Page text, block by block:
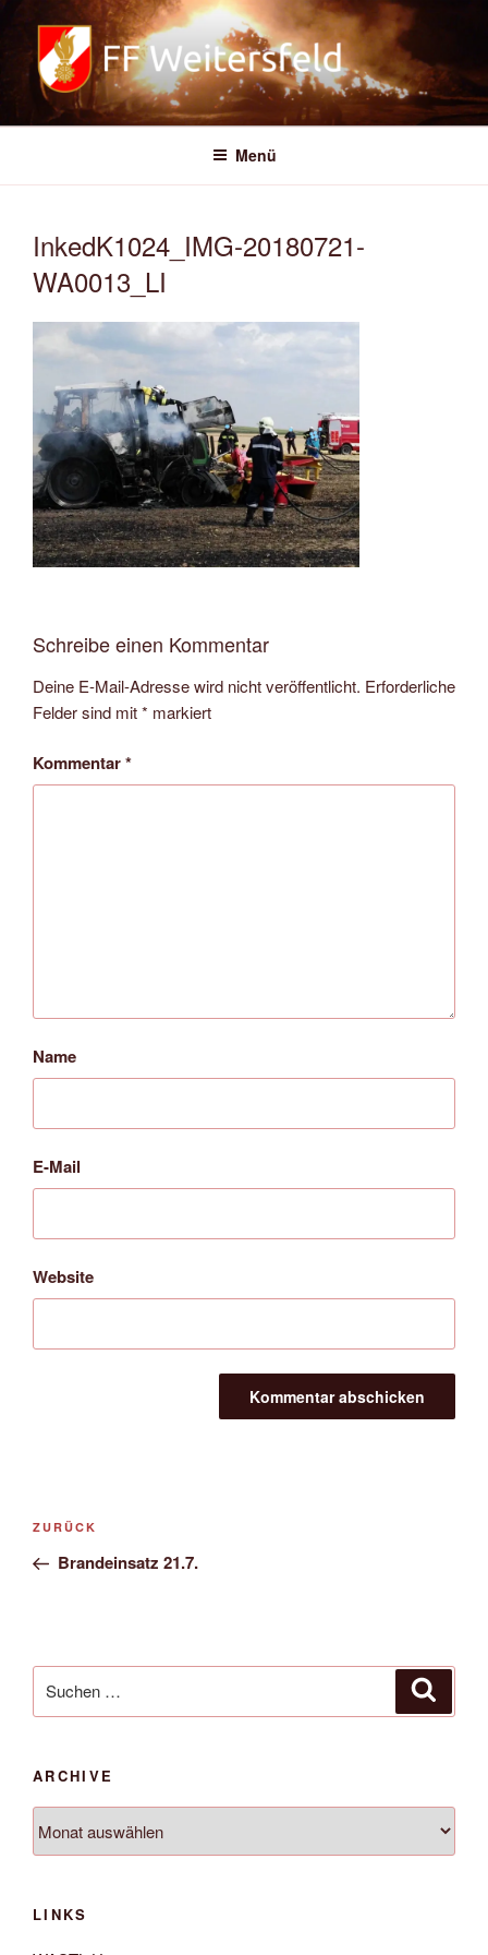
springen
FREIWILLIGE FEUERWEHR
WEITERSFELDMenü
InkedK1024_IMG-20180721-
WA0013_LI
Schreibe einen Kommentar
Deine E-Mail-Adresse wird nicht veröffentlicht. Erforderliche
Felder sind mit* markiert
Kommentar*
Name
E-Mail
Website
Beitrags-
Vorheriger
Beitrag
ZURÜCK
Brandeinsatz 21.7.
nach:
ARCHIVE
LINKS